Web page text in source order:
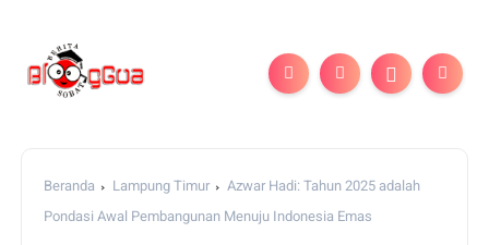
Beranda Lampung Timur
Azwar Hadi: Tahun 2025 adalah
Pondasi Awal Pembangunan Menuju Indonesia Emas